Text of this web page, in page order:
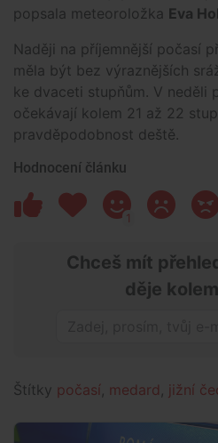
popsala meteoroložka Eva
Naději na příjemnější počasí
měla být bez výraznějších
ke dvaceti stupňům. V neděli
očekávají kolem 21 až 22
pravděpodobnost deště.
Hodnocení článku
1
Chceš mít
děje
Štítky počasí medard jižní